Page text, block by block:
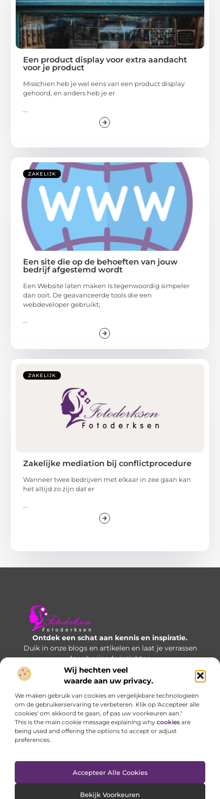
Wij hechten veel
waarde aan uw privacy.
We maken gebruik van cookies en vergelijkbare technologieën
om de gebruikerservaring te verbeteren. Klik op 'Accepteer alle
cookies' om akkoord te gaan, of pas uw voorkeuren aan."
This is the main cookie message explaining why cookies are
being used and offering the options to accept or adjust
preferences.
Accepteer Alle Cookies
Bekijk Voorkeuren
Een product display voor extra aandacht
voor je product
Misschien heb je wel eens van een product display
gehoord, en anders heb je er
...
ZAKELIJK
Een site die op de behoeften van jouw
bedrijf afgestemd wordt
Een Website laten maken Is tegenwoordig simpeler
dan ooit. De geavanceerde tools die een
webdeveloper gebruikt,
...
ZAKELIJK
Zakelijke mediation bij conflictprocedure
Wanneer twee bedrijven met elkaar in zee gaan kan
het altijd zo zijn dat er
...
Ontdek een schat aan kennis en inspiratie.
Duik in onze blogs en artikelen en laat je verrassen
door boeiende inzichten.
Bericht categorie
Onze informatie
Website index Cookiebeleid (EU)
@2025 www.fotoderksen..nl All Right Reserved.